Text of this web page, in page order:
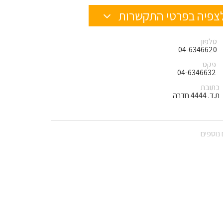
בפרטי התקשרות
טלפון
04-6346620
פקס
04-6346632
כתובת
ת.ד. 4444 חדרה